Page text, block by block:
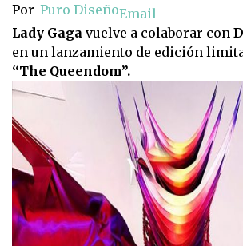
Por Puro DiseñoEmail
Lady Gaga vuelve a colaborar con
en un lanzamiento de edición
“The Queendom”.